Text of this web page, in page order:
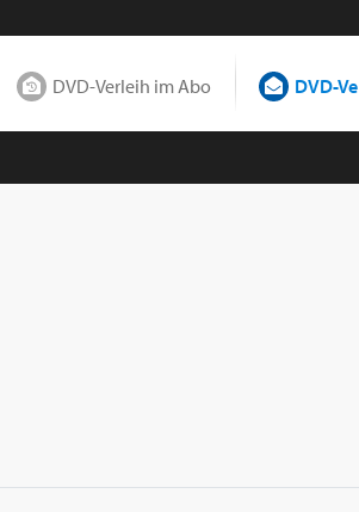
DVD-Verleih im Abo DVD-